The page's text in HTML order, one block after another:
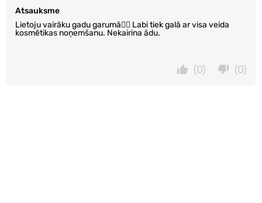
Atsauksme
Lietoju vairāku gadu garumā👍🏼 Labi tiek galā ar visa veida
kosmētikas noņemšanu. Nekairina ādu.
(0)
(0)